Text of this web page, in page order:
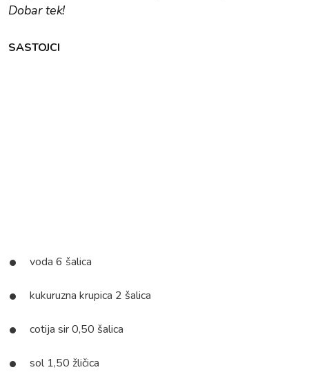
Dobar tek!
SASTOJCI
voda 6 šalica
kukuruzna krupica 2 šalica
cotija sir 0,50 šalica
sol 1,50 žličica